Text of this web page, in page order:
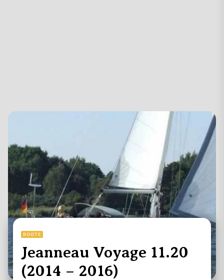
BOOTE
Jeanneau Voyage 11.20
(2014 – 2016)